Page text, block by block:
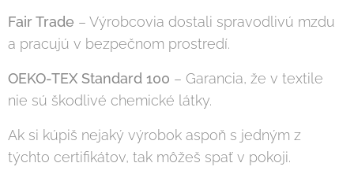
Fair Trade – Výrobcovia dostali spravodlivú mzdu
a pracujú v bezpečnom prostredí.
OEKO-TEX Standard 100 – Garancia, že v textile
nie sú škodlivé chemické látky.
Ak si kúpiš nejaký výrobok aspoň s jedným z
týchto certifikátov, tak môžeš spať v pokoji.